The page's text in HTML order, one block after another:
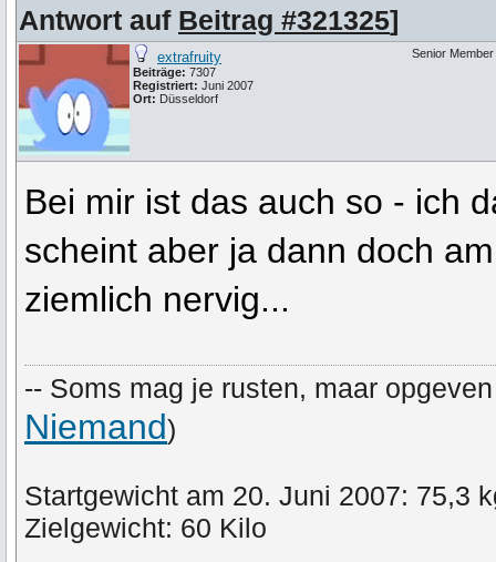
Antwort auf Beitrag #321325]
extrafruity
Beiträge: 7307
Registriert: Juni 2007
Ort: Düsseldorf
Senior Member
Bei mir ist das auch so - ich
scheint aber ja dann doch
ziemlich nervig...
-- Soms mag je rusten, maar
Niemand)
Startgewicht am 20. Juni 2007: 75,3
Zielgewicht: 60 Kilo